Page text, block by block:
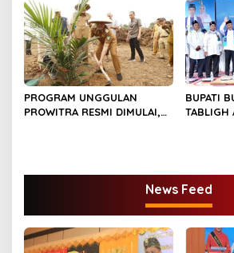
PROGRAM UNGGULAN
PROWITRA RESMI DIMULAI,
BUPATI
TABLIGH
News Feed